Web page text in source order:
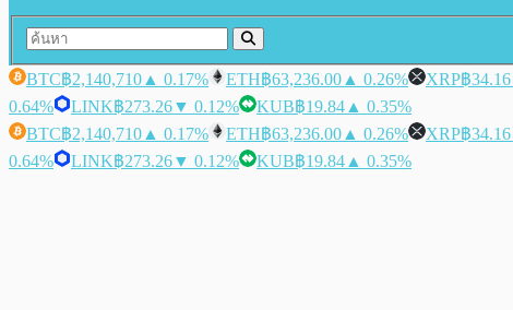
BTC฿2,140,710 ▲ 0.17% ETH฿63,236.00 ▲ 0.26% XRP฿34.16
0.64%
LINK฿273.26▼ 0.12% KUB฿19.84 ▲ 0.35%
BTC฿2,140,710 ▲ 0.17% ETH฿63,236.00 ▲ 0.26% XRP฿34.16
0.64%
LINK฿273.26▼ 0.12% KUB฿19.84 ▲ 0.35%